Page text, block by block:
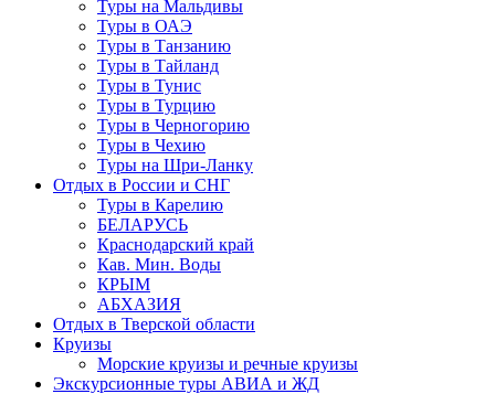
Туры на Мальдивы
Туры в ОАЭ
Туры в Танзанию
Туры в Тайланд
Туры в Тунис
Туры в Турцию
Туры в Черногорию
Туры в Чехию
Туры на Шри-Ланку
Отдых в России и СНГ
Туры в Карелию
БЕЛАРУСЬ
Краснодарский край
Кав. Мин. Воды
КРЫМ
АБХАЗИЯ
Отдых в Тверской области
Круизы
Морские круизы и речные круизы
Экскурсионные туры АВИА и ЖД